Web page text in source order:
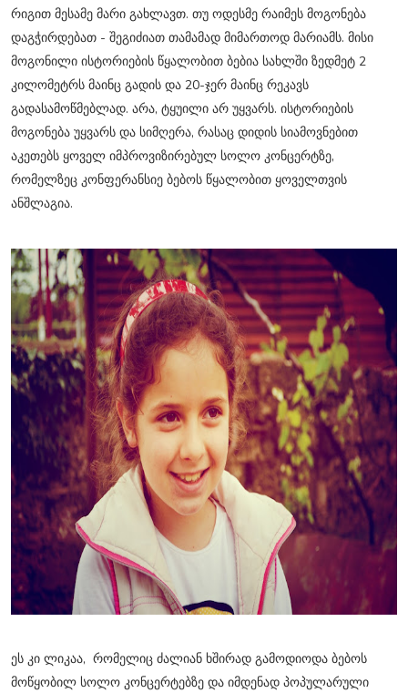
რიგით მესამე მარი გახლავთ. თუ ოდესმე რაიმეს მოგონება
დაგჭირდებათ - შეგიძიათ თამამად მიმართოდ მარიამს. მისი
მოგონილი ისტორიების წყალობით ბებია სახლში ზედმეტ 2
კილომეტრს მაინც გადის და 20-ჯერ მაინც რეკავს
გადასამოწმებლად. არა, ტყუილი არ უყვარს. ისტორიების
მოგონება უყვარს და სიმღერა, რასაც დიდის სიამოვნებით
აკეთებს ყოველ იმპროვიზირებულ სოლო კონცერტზე,
რომელზეც კონფერანსიე ბებოს წყალობით ყოველთვის
ანშლაგია.
ეს კი ლიკაა, რომელიც ძალიან ხშირად გამოდიოდა ბებოს
მოწყობილ სოლო კონცერტებზე და იმდენად პოპულარული